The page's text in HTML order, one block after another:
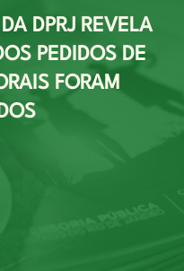
DPRJ REVELA
PEDIDOS DE
FORAM